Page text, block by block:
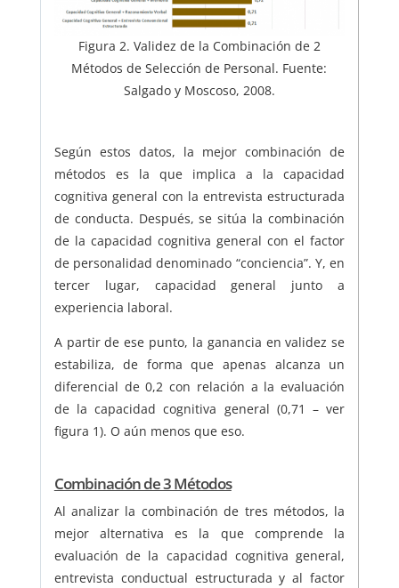
Figura 2. Validez de la Combinación de 2
Métodos de Selección de Personal. Fuente:
Salgado y Moscoso, 2008.
Según estos datos, la mejor combinación de
métodos es la que implica a la capacidad
cognitiva general con la entrevista estructurada
de conducta. Después, se sitúa la combinación
de la capacidad cognitiva general con el factor
de personalidad denominado “conciencia”. Y, en
tercer lugar, capacidad general junto a
experiencia laboral.
A partir de ese punto, la ganancia en validez se
estabiliza, de forma que apenas alcanza un
diferencial de 0,2 con relación a la evaluación
de la capacidad cognitiva general (0,71 – ver
figura 1). O aún menos que eso.
Combinación de 3 Métodos
Al analizar la combinación de tres métodos, la
mejor alternativa es la que comprende la
evaluación de la capacidad cognitiva general,
entrevista conductual estructurada y al factor